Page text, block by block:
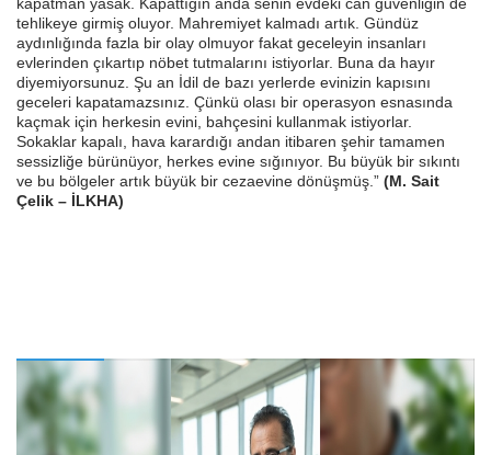
tehlikeye girmiş oluyor. Mahremiyet kalmadı artık. Gündüz
aydınlığında fazla bir olay olmuyor fakat geceleyin insanları
evlerinden çıkartıp nöbet tutmalarını istiyorlar. Buna da hayır
diyemiyorsunuz. Şu an İdil de bazı yerlerde evinizin kapısını
geceleri kapatamazsınız. Çünkü olası bir operasyon esnasında
kaçmak için herkesin evini, bahçesini kullanmak istiyorlar.
Sokaklar kapalı, hava karardığı andan itibaren şehir tamamen
sessizliğe bürünüyor, herkes evine sığınıyor. Bu büyük bir sıkıntı
ve bu bölgeler artık büyük bir cezaevine dönüşmüş.” (M. Sait
Çelik – İLKHA)